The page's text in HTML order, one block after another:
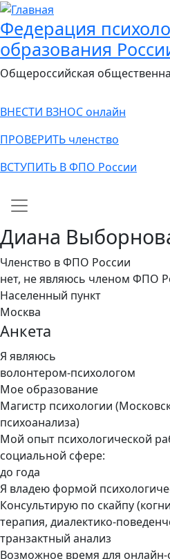
Федерация
образования
Общероссийская
ВНЕСТИ ВЗНОС онлайн
ПРОВЕРИТЬ членство
ВСТУПИТЬ В ФПО России
Main navigation
Диана
Членство в ФПО России
нет, не являюсь членом ФПО
Населенный пункт
Москва
Анкета
Я являюсь
волонтером-психологом
Мое образование
Магистр психологии
психоанализа)
Мой опыт психологической
социальной сфере:
до года
Я владею формой
Консультирую по скайпу
терапия, диалектико-
транзактный анализ
Возможное время для